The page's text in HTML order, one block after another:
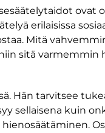
ovat
erilaisissa
Mitä
sitä
Hän tarvitsee
sellaisena kuin